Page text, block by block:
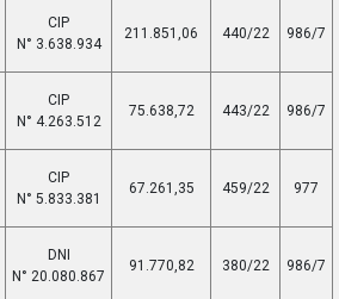
CIP
N° 3.638.934
211.851,06 440/22 986/7
CIP
N° 4.263.512
75.638,72 443/22 986/7
CIP
N° 5.833.381
67.261,35 459/22 977
DNI
N° 20.080.867
91.770,82 380/22 986/7